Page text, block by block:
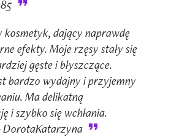
kosmetyk, dający naprawdę
efekty. Moje rzęsy stały się
gęste i błyszczące.
bardzo wydajny i przyjemny
Ma delikatną
i szybko się wchłania.
DorotaKatarzyna